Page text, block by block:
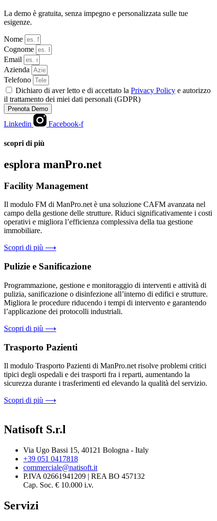
La demo è gratuita, senza impegno e personalizzata sulle tue
esigenze.
Nome
Cognome
Email
Azienda
Telefono
Dichiaro di aver letto e di accettato la Privacy Policy e autorizzo
il trattamento dei miei dati personali (GDPR)
Prenota Demo
Linkedin Facebook-f
scopri di più
esplora manPro.net
Facility Management
Il modulo FM di ManPro.net è una soluzione CAFM avanzata nel
campo della gestione delle strutture. Riduci significativamente i costi
operativi e migliora l’efficienza complessiva della tua gestione
immobiliare.
Scopri di più ⟶
Pulizie e Sanificazione
Programmazione, gestione e monitoraggio di interventi e attività di
pulizia, sanificazione o disinfezione all’interno di edifici e strutture.
Migliora le procedure riducendo i tempi di intervento e garantendo
l’applicazione dei protocolli industriali.
Scopri di più ⟶
Trasporto Pazienti
Il modulo Trasporto Pazienti di ManPro.net risolve problemi critici
tipici degli ospedali e dei trasporti fra i reparti, aumentando la
sicurezza durante i trasferimenti ed elevando la qualità del servizio.
Scopri di più ⟶
Natisoft S.r.l
Via Ugo Bassi 15, 40121 Bologna - Italy
+39 051 0417818
commerciale@natisoft.it
P.IVA 02661941209 | REA BO 457132
Cap. Soc. € 10.000 i.v.
Servizi